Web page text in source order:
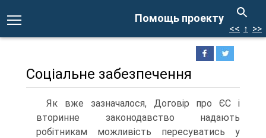
Помощь проекту
<< ↑ >>
Соціальне забезпечення
Як вже зазначалося, Договір про ЄС і
вторинне законодавство надають
робітникам можливість пересуватись у